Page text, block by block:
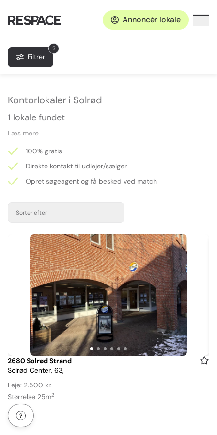
Annoncér lokale
2
Filtrer
Kontorlokaler i Solrød
1 lokale fundet
Læs mere
100% gratis
Direkte kontakt til udlejer/sælger
Opret søgeagent og få besked ved match
Sorter efter
Item
1
of
6
2680 Solrød Strand
Solrød Center, 63,
Leje: 2.500 kr.
Størrelse 25m2